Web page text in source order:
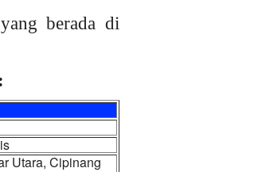
berada di
Utara, Cipinang